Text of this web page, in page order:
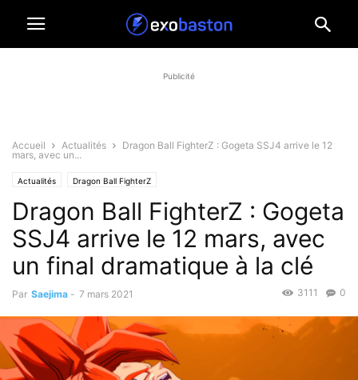
Publicité
Accueil Actualités
Dragon Ball FighterZ : Gogeta SSJ4 arrive le 12
mars, avec un...
Actualités Dragon Ball FighterZ
Dragon Ball FighterZ : Gogeta
SSJ4 arrive le 12 mars, avec
un final dramatique à la clé
Par Saejima - 7 mars 2021 0
3111